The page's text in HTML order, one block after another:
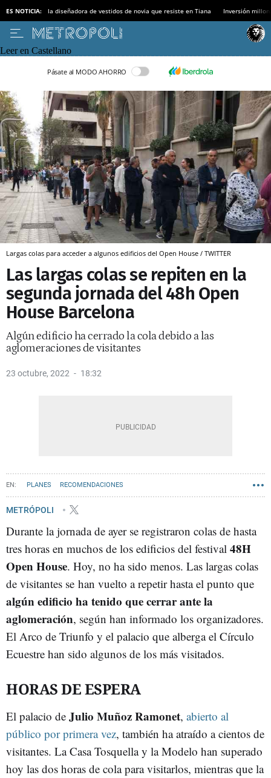
ES NOTICIA: la diseñadora de vestidos de novia que resiste en Tiana Inversión
Leer en Castellano
Pásate al MODO AHORRO
Largas colas para acceder a algunos edificios del Open House / TWITTER
Las largas colas se repiten en la
segunda jornada del 48h Open
House Barcelona
Algún edificio ha cerrado la cola debido a las
aglomeraciones de visitantes
23 octubre, 2022 18:32
PLANES RECOMENDACIONES
METRÓPOLI
Durante la jornada de ayer se registraron colas de hasta
tres horas en muchos de los edificios del festival 48H
Open House. Hoy, no ha sido menos. Las largas colas
de visitantes se han vuelto a repetir hasta el punto que
algún edificio ha tenido que cerrar ante la
aglomeración, según han informado los organizadores.
El Arco de Triunfo y el palacio que alberga el Círculo
Ecuestre han sido algunos de los más visitados.
HORAS DE ESPERA
El palacio de Julio Muñoz Ramonet, abierto al
público por primera vez, también ha atraído a cientos de
visitantes. La Casa Tosquella y la Modelo han superado
hoy las dos horas de cola para visitarlos, mientras que la